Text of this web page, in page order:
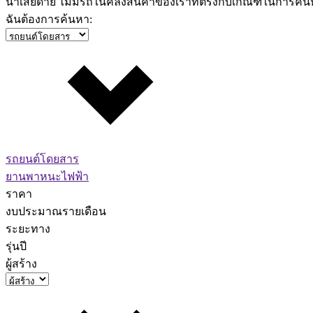
ฉันต้องการค้นหา:
รถยนต์โดยสาร
ยานพาหนะไฟฟ้า
ราคา
งบประมาณรายเดือน
ระยะทาง
รุ่นปี
ผู้สร้าง